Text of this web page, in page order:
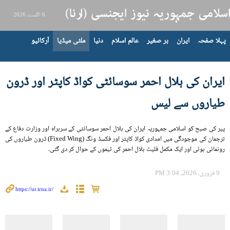
6 اگست، 2026
پہلا صفحہ ایران بر صغیر عالم اسلام دنیا ملٹی میڈیا آرکائیو
ایران کی ہلال احمر سوسائٹی کواڈ کاپٹر اور ڈرون
طیاروں سے لیس
پیر کی صبح کو اسلامی جمہوریہ ایران کی ہلال احمر سوسائٹی کے سربراہ اور وزارت دفاع کے
ترجمان کی موجودگی میں امدادی کواڈ کاپٹر اور فکسڈ ونگ (Fixed Wing) ڈرون طیاروں کی
رونمائی ہوئی اور ایک مکمل فلیٹ ہلال احمر کی ٹیموں کے حوال کر دی گئی۔
9 فروری، 2026، 3:04 PM